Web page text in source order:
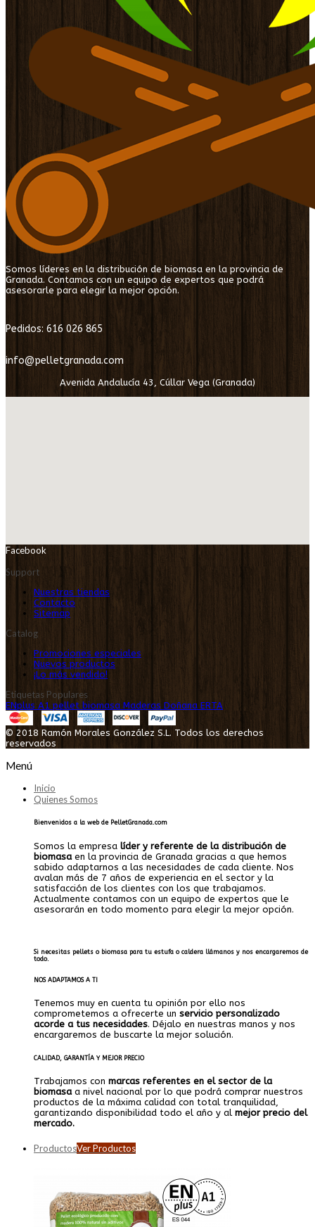
Somos líderes en la distribución de biomasa en la provincia de
Granada. Contamos con un equipo de expertos que podrá
asesorarle para elegir la mejor opción.
Pedidos: 616 026 865
info@pelletgranada.com
Avenida Andalucía 43, Cúllar Vega (Granada)
Facebook
Support
Nuestras tiendas
Contacto
Sitemap
Catalog
Promociones especiales
Nuevos productos
¡Lo más vendido!
Etiquetas Populares
ENplus A1 pellet biomasa Maderas Doñana ERTA
© 2018 Ramón Morales González S.L. Todos los derechos
reservados
Menú
Inicio
Quienes Somos
Bienvenidos a la web de PelletGranada.com
Somos la empresa líder y referente de la distribución de
biomasaen la provincia de Granada gracias a que hemos
sabido adaptarnos a las necesidades de cada cliente. Nos
avalan más de 7 años de experiencia en el sector y la
satisfacción de los clientes con los que trabajamos.
Actualmente contamos con un equipo de expertos que le
asesorarán en todo momento para elegir la mejor opción.
Si necesitas pellets o biomasa para tu estufa o caldera llámanos y nos encargaremos de
todo.
NOS ADAPTAMOS A TI
Tenemos muy en cuenta tu opinión por ello nos
comprometemos a ofrecerte un servicio personalizado
acorde a tus necesidades. Déjalo en nuestras manos y nos
encargaremos de buscarte la mejor solución.
CALIDAD, GARANTÍA Y MEJOR PRECIO
Trabajamos con marcas referentes en el sector de la
biomasaa nivel nacional por lo que podrá comprar nuestros
productos de la máxima calidad con total tranquilidad,
garantizando disponibilidad todo el año y al mejor precio del
mercado.
ProductosVer Productos